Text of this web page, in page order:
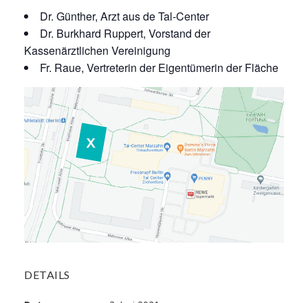
Dr. Günther, Arzt aus de Tal-Center
Dr. Burkhard Ruppert, Vorstand der
Kassenärztlichen Vereinigung
Fr. Raue, Vertreterin der Eigentümerin der Fläche
DETAILS